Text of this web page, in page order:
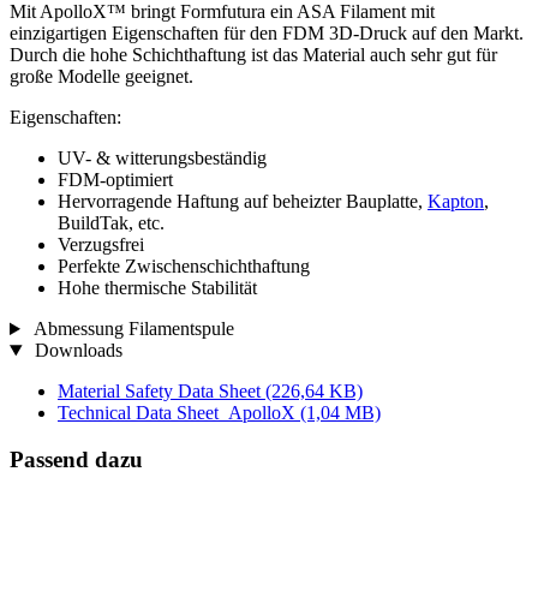
Mit ApolloX™ bringt Formfutura ein ASA Filament mit
einzigartigen Eigenschaften für den FDM 3D-Druck auf den Markt.
Durch die hohe Schichthaftung ist das Material auch sehr gut für
große Modelle geeignet.
Eigenschaften:
UV- & witterungsbeständig
FDM-optimiert
Hervorragende Haftung auf beheizter Bauplatte, Kapton,
BuildTak, etc.
Verzugsfrei
Perfekte Zwischenschichthaftung
Hohe thermische Stabilität
Abmessung Filamentspule
Downloads
Material Safety Data Sheet (226,64 KB)
Technical Data Sheet_ApolloX (1,04 MB)
Passend dazu